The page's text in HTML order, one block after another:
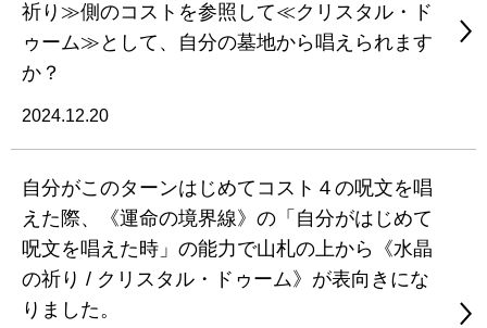
祈り≫側のコストを参照して≪クリスタル・ド
ゥーム≫として、自分の墓地から唱えられます
か？
2024.12.20
自分がこのターンはじめてコスト４の呪文を唱
えた際、《運命の境界線》の「自分がはじめて
呪文を唱えた時」の能力で山札の上から《水晶
の祈り / クリスタル・ドゥーム》が表向きにな
りました。